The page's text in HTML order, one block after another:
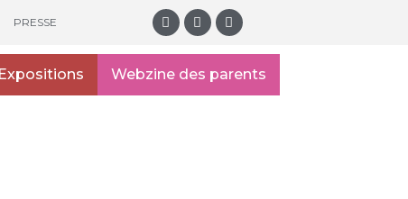
PRESSE
Expositions Webzine des parents